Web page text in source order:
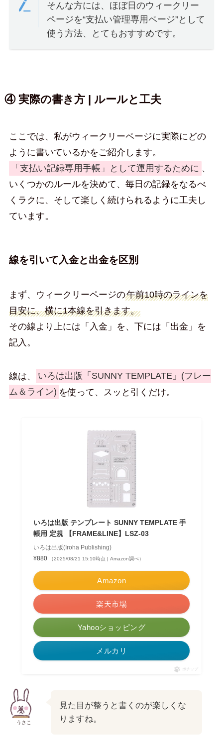
そんな方には、ほぼ日のウィークリー
ページを“支払い管理専用ページ”として
使う方法、とてもおすすめです。
④ 実際の書き方 | ルールと工夫
ここでは、私がウィークリーページに実際にどの
ように書いているかをご紹介します。
「支払い記録専用手帳」として運用するために 、
いくつかのルールを決めて、毎日の記録をなるべ
くラクに、そして楽しく続けられるように工夫し
ています。
線を引いて入金と出金を区別
まず、ウィークリーページの午前10時のラインを
目安に、横に1本線を引きます。
その線より上には「入金」を、下には「出金」を
記入。
線は、
いろは出版「SUNNY TEMPLATE」(フレー
ム＆ライン) を使って、スッと引くだけ。
いろは出版 テンプレート SUNNY TEMPLATE 手
帳用 定規 【FRAME&LINE】LSZ-03
いろは出版(Iroha Publishing)
¥880
（2025/08/21 15:10時点 | Amazon調べ）
Amazon
楽天市場
Yahooショッピング
メルカリ
ポチップ
うさこ
見た目が整うと書くのが楽しくな
りますね。